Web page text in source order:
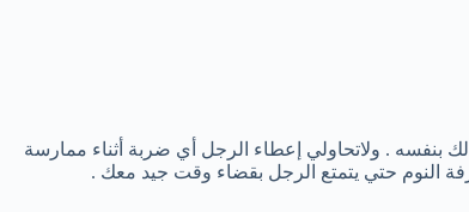
بنفسه . ولاتحاولي إعطاء الرجل أي ضربة أثناء ممارسة
النوم حتي يتمتع الرجل بقضاء وقت جيد معك .